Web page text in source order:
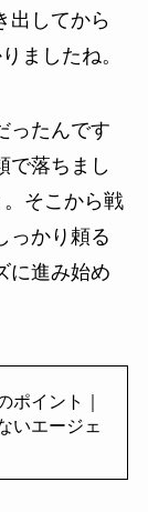
出してから
ましたね。
ったんです
で落ちまし
そこから戦
っかり頼る
に進み始め
ポイント｜
いエージェ